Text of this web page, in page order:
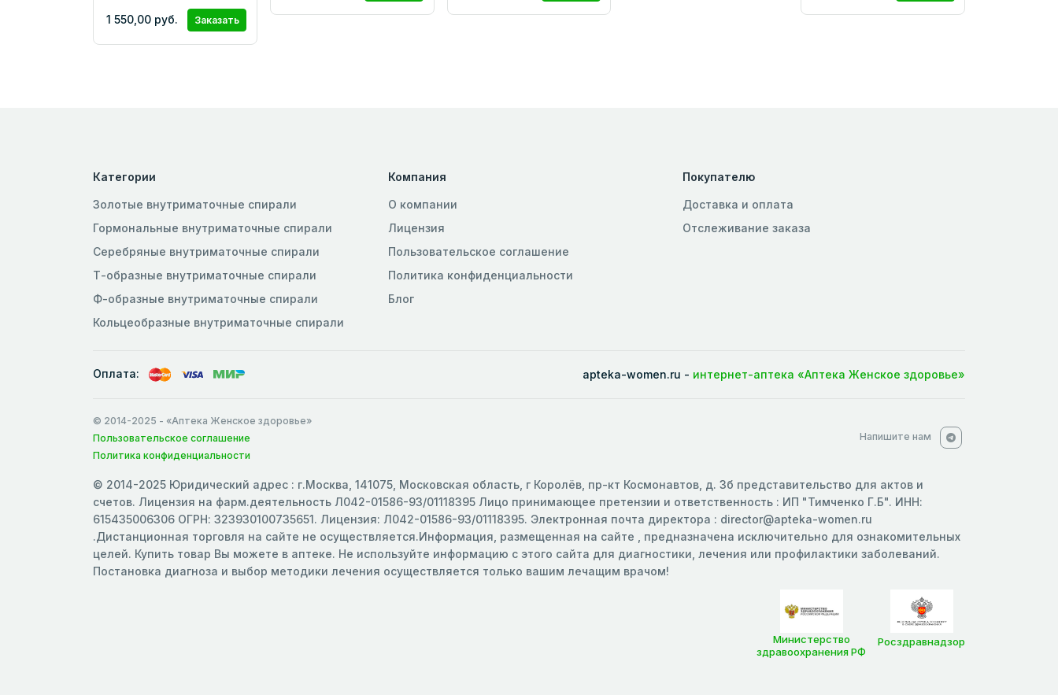
1 550,00 руб. Заказать
Категории
Золотые внутриматочные спирали
Гормональные внутриматочные спирали
Серебряные внутриматочные спирали
Т-образные внутриматочные спирали
Ф-образные внутриматочные спирали
Кольцеобразные внутриматочные спирали
Компания
О компании
Лицензия
Пользовательское соглашение
Политика конфиденциальности
Блог
Покупателю
Доставка и оплата
Отслеживание заказа
Оплата: apteka-women.ru - интернет-аптека «Аптека Женское здоровье»
© 2014-2025 - «Аптека Женское здоровье»
Пользовательское соглашение
Политика конфиденциальности
Напишите нам
© 2014-2025 Юридический адрес : г.Москва, 141075, Московская область, г Королёв, пр-кт Космонавтов, д. 3б представительство для актов и
счетов. Лицензия на фарм.деятельность Л042-01586-93/01118395 Лицо принимающее претензии и ответственность : ИП "Тимченко Г.Б". ИНН:
615435006306 ОГРН: 323930100735651. Лицензия: Л042-01586-93/01118395. Электронная почта директора : director@apteka-women.ru
.Дистанционная торговля на сайте не осуществляется.Информация, размещенная на сайте , предназначена исключительно для ознакомительных
целей. Купить товар Вы можете в аптеке. Не используйте информацию с этого сайта для диагностики, лечения или профилактики заболеваний.
Постановка диагноза и выбор методики лечения осуществляется только вашим лечащим врачом!
Росздравнадзор
Министерство
здравоохранения РФ